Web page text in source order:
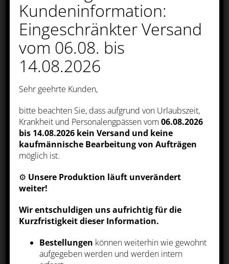
Kundeninformation:
Eingeschränkter Versand
vom 06.08. bis
14.08.2026
Sehr geehrte Kunden,
bitte beachten Sie, dass aufgrund von Urlaubszeit,
Krankheit und Personalengpässen vom06.08.2026
bis 14.08.2026 kein Versand und keine
kaufmännische Bearbeitung von Aufträgen
möglich ist.
⚙️ Unsere Produktion läuft unverändert
weiter!
Wir entschuldigen uns aufrichtig für die
Kurzfristigkeit dieser Information.
Bestellungen können weiterhin wie gewohnt
aufgegeben werden und werden intern
Wir verwenden Cookies
Wir nutzen auf unserer Webseite
Cookies. Einige Cookies sind notwendig
(z.B. für den Warenkorb) andere sind
nicht notwendig. Die nicht-notwendigen
Cookies helfen uns bei der Optimierung
unseres Online-Angebotes, unserer
Webseitenfunktionen und werden für
Einwilligung umfasst die Speicherung
von Informationen auf Ihrem Endgerät,
das Auslesen personenbezogener Daten
sowie deren Verarbeitung. Klicken Sie
auf „Alle akzeptieren“, um in den Einsatz
von nicht notwendigen Cookies
einzuwilligen oder auf „Alle ablehnen“,
wenn Sie sich anders entscheiden. Sie
können unter „Einstellungen verwalten“
eingesetzten Arten von Cookies erhalten
und deren Einstellungen aufrufen. Sie
können die Einstellungen jederzeit
jederzeit abwählen (z.B. in der
Datenschutzerklärung oder unten auf
unserer Webseite).
ALLE AKZEPTIEREN